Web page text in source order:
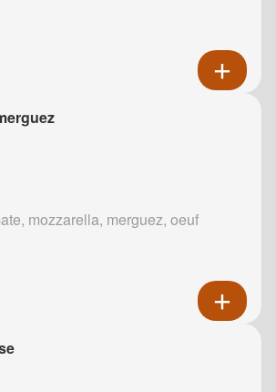
mozzarella, merguez, oeuf